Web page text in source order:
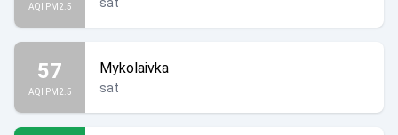
AQI PM2.5
57
AQI PM2.5
Mykolaivka
sat